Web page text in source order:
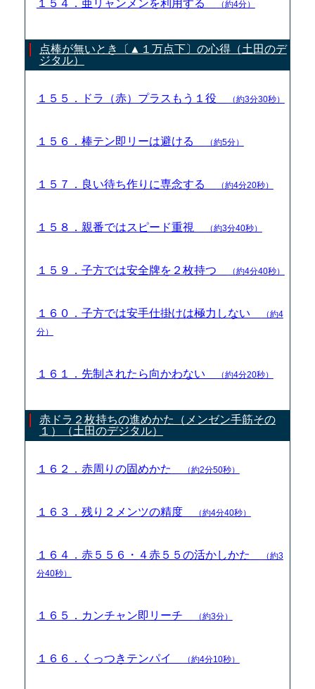
１５４．亜リャンメンを利用する （約4分）
点棒が無いとき〔▲１万点下〕の心得（土田のデ
ジタル）
１５５．ドラ（赤）プラスもう１役 （約3分30秒）
１５６．棒テン即リーは避ける （約5分）
１５７．良い待ち作りに専念する （約4分20秒）
１５８．親番ではスピード重視 （約3分40秒）
１５９．子方では安全牌を２枚持つ （約4分40秒）
１６０．子方では安手仕掛けは極力しない
（約4
分）
１６１．先制されたら向かわない （約4分20秒）
赤ドラ２枚持ちの進めかた（メンゼン手筋その
１）（土田のデジタル）
１６２．赤周りの固めかた （約2分50秒）
１６３．残り２メンツの精度 （約4分40秒）
１６４．赤５５６・４赤５５の活かしかた
（約3
分40秒）
１６５．カンチャン即リーチ （約3分）
１６６．くっつきテンパイ （約4分10秒）